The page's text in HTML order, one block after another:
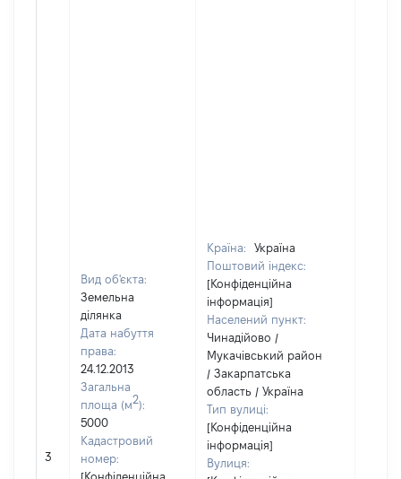
3
Вид об'єкта:
Земельна
ділянка
Дата набуття
права:
24.12.2013
Загальна
площа (м2):
5000
Кадастровий
номер:
[Конфіденційна
Країна:
Україна
Поштовий індекс:
[Конфіденційна
інформація]
Населений пункт:
Чинадійово /
Мукачівський район
/ Закарпатська
область / Україна
Тип вулиці:
[Конфіденційна
інформація]
Вулиця: